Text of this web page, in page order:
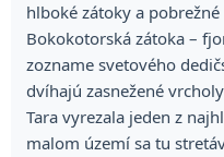
hlboké zátoky a
Bokokotorská zátoka –
zozname svetového
dvíhajú zasnežené
Tara vyrezala jeden z
malom území sa tu